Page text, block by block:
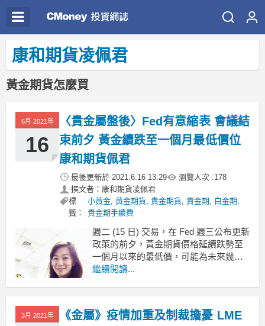
康和期貨凌佩君
黃金期貨怎麼買
6月 2021年
16
〈貴金屬盤後〉Fed有意縮表 會議結
束前夕 黃金續跌至一個月最低價位
康和期貨佩君
最後更新於 2021.6.16 13:29 瀏覽人次 :178
撰文者：康和期貨凌佩君
標
籤：
小黃金, 黃金期貨, 貴金期貨, 貴金期, 白金期,
貴金期手續費
週二 (15 日) 交易，在 Fed 週三公布更新
政策的前夕，黃金期貨價格延續跌勢至
一個月以來的最低價，可能為未來幾個
月的金融市場定下基調。
FXTM 高級研究分析師 Lukman
疊層塔一樣崩塌，因為 Fed 概述了縮減
繼續閱讀...
3月 2021年
《金屬》疫情加重及制裁擔憂 LME